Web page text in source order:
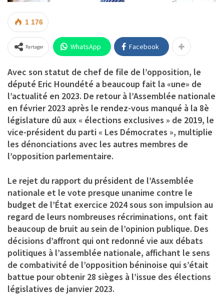
1 176
Partager WhatsApp Facebook
Avec son statut de chef de file de l’opposition, le
député Eric Houndété a beaucoup fait la «une» de
l’actualité en 2023. De retour à l’Assemblée nationale
en février 2023 après le rendez-vous manqué à la 8è
législature dû aux « élections exclusives » de 2019, le
vice-président du parti « Les Démocrates », multiplie
les dénonciations avec les autres membres de
l’opposition parlementaire.
Le rejet du rapport du président de l’Assemblée
nationale et le vote presque unanime contre le
budget de l’État exercice 2024 sous son impulsion au
regard de leurs nombreuses récriminations, ont fait
beaucoup de bruit au sein de l’opinion publique. Des
décisions d’affront qui ont redonné vie aux débats
politiques à l’assemblée nationale, affichant le sens
de combativité de l’opposition béninoise qui s’était
battue pour obtenir 28 sièges à l’issue des élections
législatives de janvier 2023.